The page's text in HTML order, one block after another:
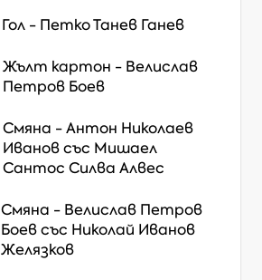
Гол - Петко Танев Ганев
Жълт картон - Велислав
Петров Боев
Смяна -Антон Николаев
Ивановсъс Мишаел
Сантос Силва Алвес
Смяна - Велислав Петров
Боевсъс Николай Иванов
Желязков